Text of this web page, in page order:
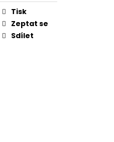
Tisk
Zeptat se
Sdílet